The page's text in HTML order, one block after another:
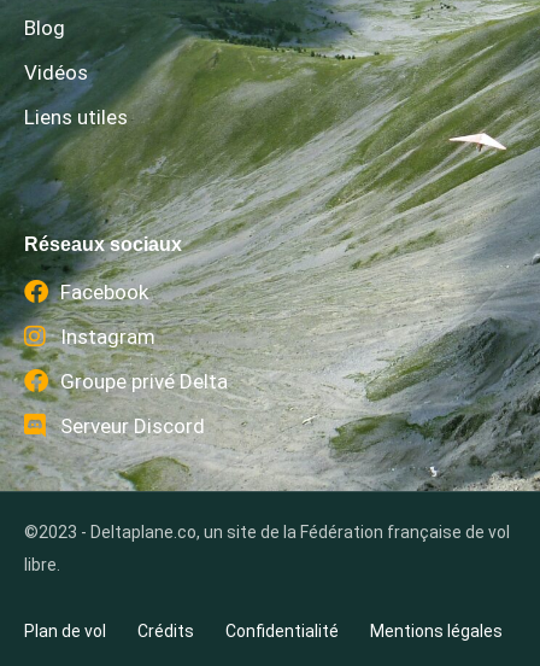
Blog
Vidéos
Liens utiles
Réseaux sociaux
Facebook
Instagram
Groupe privé Delta
Serveur Discord
©2023 - Deltaplane.co, un site de la Fédération française de vol
libre.
Plan de vol Crédits Confidentialité Mentions légales